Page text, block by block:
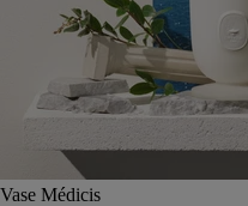
Vase Médicis